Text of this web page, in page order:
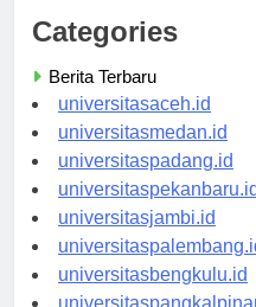
Categories
Berita Terbaru
universitasaceh.id
universitasmedan.id
universitaspadang.id
universitaspekanbaru.id
universitasjambi.id
universitaspalembang.id
universitasbengkulu.id